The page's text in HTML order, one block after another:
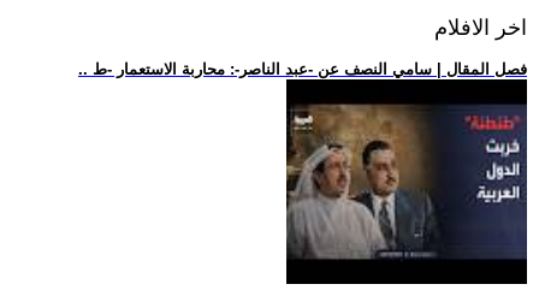
اخر الافلام
.. فصل المقال | سامي النصف عن -عبد الناصر-: محاربة الاستعمار -ط